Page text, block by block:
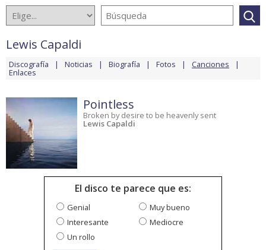
Lewis Capaldi
Discografía Noticias Biografía Fotos Canciones
Enlaces
Pointless
Broken by desire to be heavenly sent
Lewis Capaldi
El disco te parece que es:
Genial
Muy bueno
Interesante
Mediocre
Un rollo